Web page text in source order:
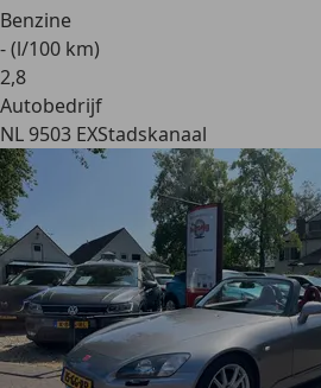
Benzine
- (l/100 km)
2,8
Autobedrijf
NL 9503 EXStadskanaal